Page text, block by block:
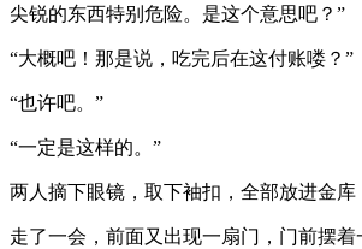
尖锐的东西特别危险。是这个意思吧？”
“大概吧！那是说，吃完后在这付账喽？”
“也许吧。”
“一定是这样的。”
两人摘下眼镜，取下袖扣，全部放进金库
走了一会，前面又出现一扇门，门前摆